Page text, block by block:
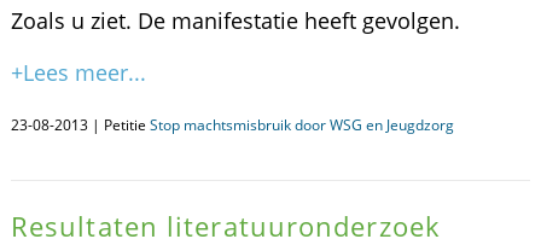
Zoals u ziet. De manifestatie heeft gevolgen.
+Lees meer...
23-08-2013 | Petitie Stop machtsmisbruik door WSG en Jeugdzorg
Resultaten literatuuronderzoek